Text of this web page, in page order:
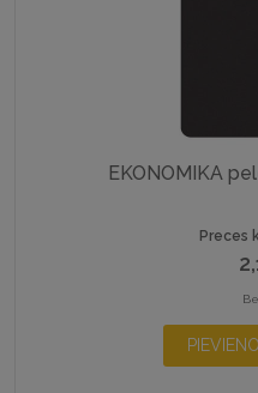
EKONOMIKA
Preces